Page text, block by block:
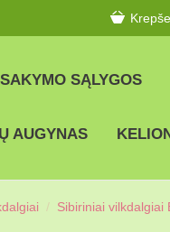
SĄLYGOS
AUGYNAS
Sibiriniai vilkdalgiai